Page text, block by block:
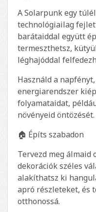
A Solarpunk egy
technológiailag
barátaiddal együtt
termeszthetsz,
léghajóddal
Használd a
energiarendszer
folyamataidat,
növényeid öntözését.
🏠 Építs szabadon
Tervezd meg álmaid
dekorációk széles
alakíthatsz ki
apró részleteket, és
otthonossá.